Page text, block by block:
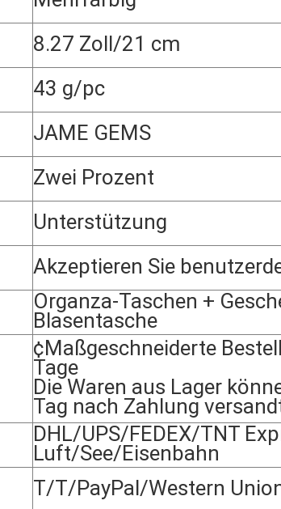
8.27 Zoll/21 cm
43 g/pc
JAME GEMS
Zwei Prozent
Unterstützung
Akzeptieren Sie
Organza-Taschen +
Blasentasche
¢Maßgeschneiderte
Tage
Die Waren aus Lager
Tag nach Zahlung
DHL/UPS/FEDEX/TNT
Luft/See/Eisenbahn
T/T/PayPal/Western